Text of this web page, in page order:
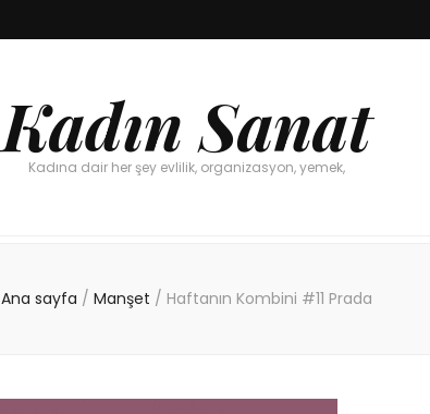
Kadın Sanat
Kadına dair her şey evlilik, organizasyon, yemek,
Ana sayfa / Manşet / Haftanın Kombini #11 Prada